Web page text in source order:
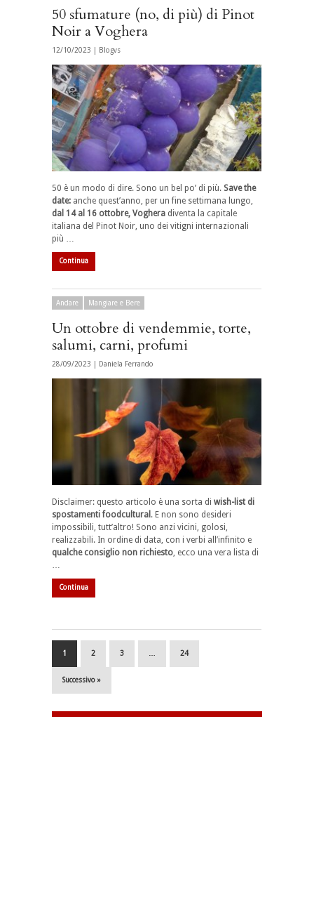
50 sfumature (no, di più) di Pinot
Noir a Voghera
12/10/2023 | Blogvs
50 è un modo di dire. Sono un bel po’ di più. Save the
date: anche quest’anno, per un fine settimana lungo,
dal 14 al 16 ottobre, Voghera diventa la capitale
italiana del Pinot Noir, uno dei vitigni internazionali
più …
Continua
Andare Mangiare e Bere
Un ottobre di vendemmie, torte,
salumi, carni, profumi
28/09/2023 | Daniela Ferrando
Disclaimer: questo articolo è una sorta di wish-list di
spostamenti foodcultural . E non sono desideri
impossibili, tutt’altro! Sono anzi vicini, golosi,
realizzabili. In ordine di data, con i verbi all’infinito e
qualche consiglio non richiesto, ecco una vera lista di
…
Continua
1 2 3 24
Successivo »